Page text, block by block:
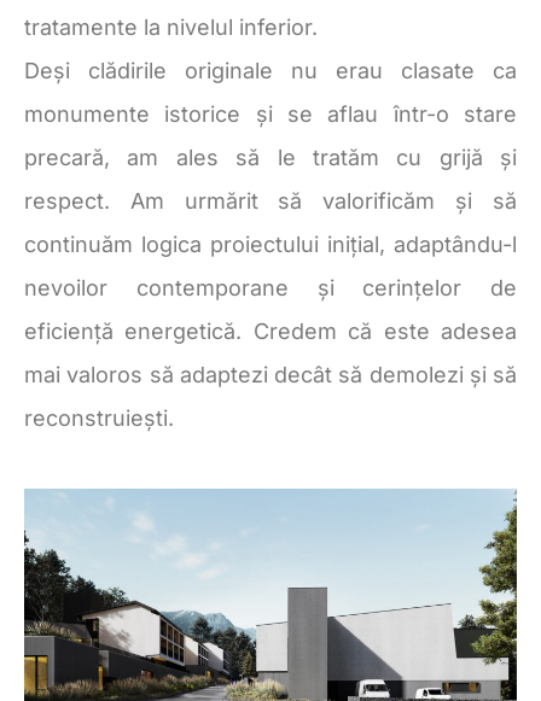
tratamente la nivelul inferior.
Deși clădirile originale nu erau clasate ca
monumente istorice și se aflau într-o stare
precară, am ales să le tratăm cu grijă și
respect. Am urmărit să valorificăm și să
continuăm logica proiectului inițial, adaptându-l
nevoilor contemporane și cerințelor de
eficiență energetică. Credem că este adesea
mai valoros să adaptezi decât să demolezi și să
reconstruiești.